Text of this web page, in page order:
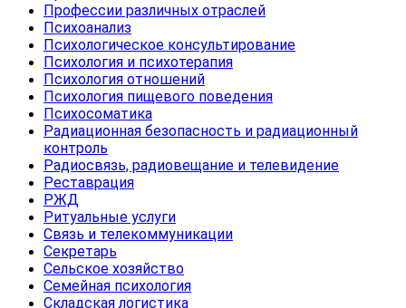
Профессии различных отраслей
Психоанализ
Психологическое консультирование
Психология и психотерапия
Психология отношений
Психология пищевого поведения
Психосоматика
Радиационная безопасность и радиационный
контроль
Радиосвязь, радиовещание и телевидение
Реставрация
РЖД
Ритуальные услуги
Связь и телекоммуникации
Секретарь
Сельское хозяйство
Семейная психология
Складская логистика